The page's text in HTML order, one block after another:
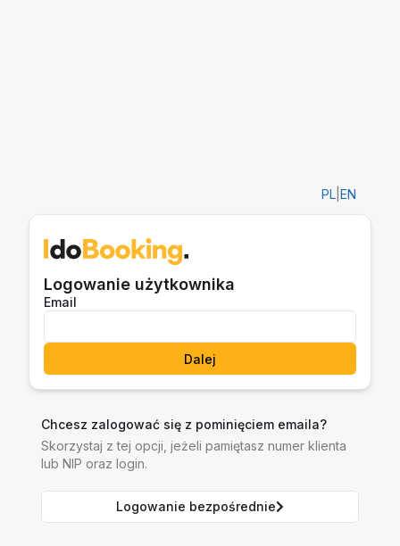
PL EN
Logowanie użytkownika
Email
Dalej
Chcesz zalogować się z pominięciem emaila?
Skorzystaj z tej opcji, jeżeli pamiętasz numer klienta
lub NIP oraz login.
Logowanie bezpośrednie